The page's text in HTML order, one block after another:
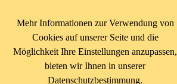
Mehr Informationen zur Verwendung von
Cookies auf unserer Seite und die
Möglichkeit Ihre Einstellungen anzupassen,
bieten wir Ihnen in unserer
Datenschutzbestimmung.